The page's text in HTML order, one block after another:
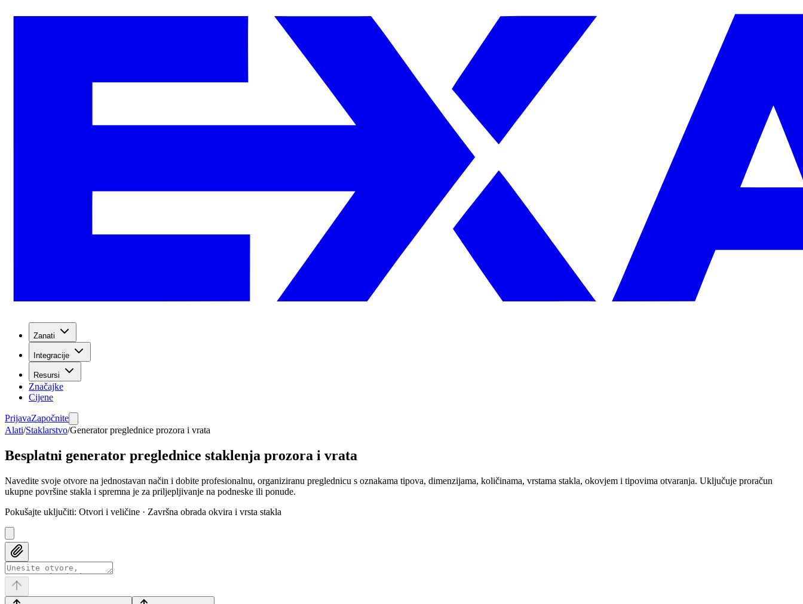
Zanati
Integracije
Resursi
Značajke
Cijene
PrijavaZapočnite
Alati/Staklarstvo/Generator preglednice prozora i vrata
Besplatni generator preglednice staklenja prozora i vrata
Navedite svoje otvore na jednostavan način i dobite profesionalnu, organiziranu preglednicu s oznakama tipova, dimenzijama, količinama, vrstama stakla, okovjem i tipovima otvaranja. Uključuje proračun
ukupne površine stakla i spremna je za priljepljivanje na podneske ili ponude.
Pokušajte uključiti: Otvori i veličine · Završna obrada okvira i vrsta stakla